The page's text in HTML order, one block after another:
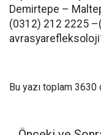
Demirtepe –
(0312) 212 2225
Bu yazı toplam